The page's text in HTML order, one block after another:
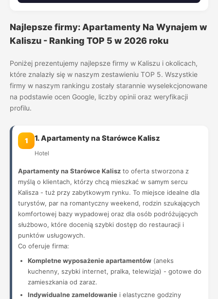
Najlepsze firmy: Apartamenty Na Wynajem w
Kaliszu - Ranking TOP 5 w 2026 roku
Poniżej prezentujemy najlepsze firmy w Kaliszu i okolicach,
które znalazły się w naszym zestawieniu TOP 5. Wszystkie
firmy w naszym rankingu zostały starannie wyselekcjonowane
na podstawie ocen Google, liczby opinii oraz weryfikacji
profilu.
1 1. Apartamenty na Starówce Kalisz
Hotel
Apartamenty na Starówce Kalisz to oferta stworzona z
myślą o klientach, którzy chcą mieszkać w samym sercu
Kalisza - tuż przy zabytkowym rynku. To miejsce idealne dla
turystów, par na romantyczny weekend, rodzin szukających
komfortowej bazy wypadowej oraz dla osób podróżujących
służbowo, które docenią szybki dostęp do restauracji i
punktów usługowych.
Co oferuje firma:
Kompletne wyposażenie apartamentów (aneks
kuchenny, szybki internet, pralka, telewizja) - gotowe do
zamieszkania od zaraz.
Indywidualne zameldowanie i elastyczne godziny